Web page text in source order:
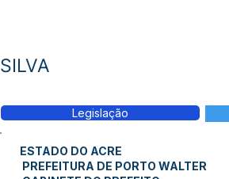
SILVA
Legislação
ESTADO DO ACRE
PREFEITURA DE PORTO WALTER